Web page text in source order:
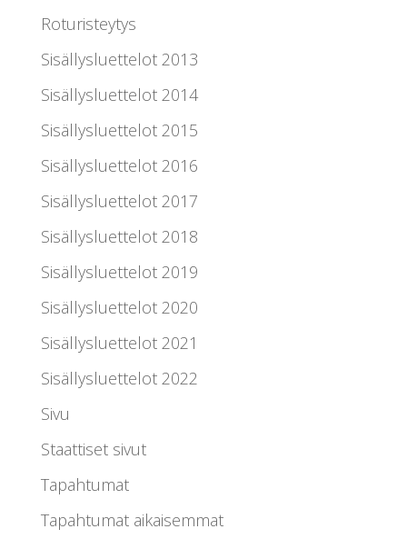
Roturisteytys
Sisällysluettelot 2013
Sisällysluettelot 2014
Sisällysluettelot 2015
Sisällysluettelot 2016
Sisällysluettelot 2017
Sisällysluettelot 2018
Sisällysluettelot 2019
Sisällysluettelot 2020
Sisällysluettelot 2021
Sisällysluettelot 2022
Sivu
Staattiset sivut
Tapahtumat
Tapahtumat aikaisemmat